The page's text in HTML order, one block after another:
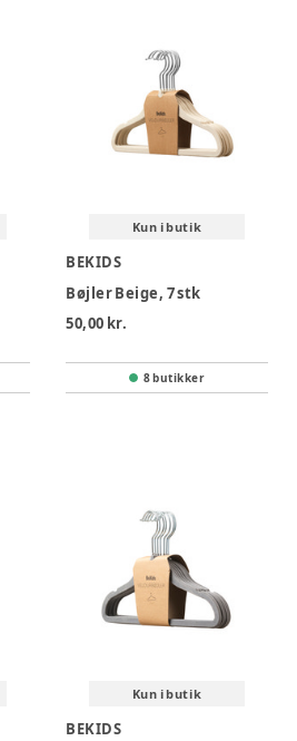
Kun i butik
BEKIDS
Bøjler Beige, 7 stk
50,00 kr.
8 butikker
Kun i butik
BEKIDS